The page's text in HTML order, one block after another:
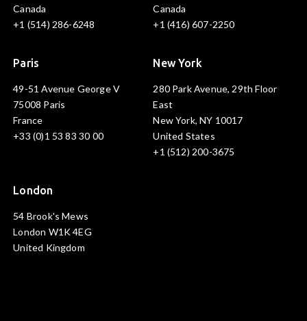
Canada
+1 (514) 286-6248
Canada
+1 (416) 607-2250
Paris
49-51 Avenue George V
75008 Paris
France
+33 (0)1 53 83 30 00
New York
280 Park Avenue, 29th Floor
East
New York, NY 10017
United States
+1 (512) 200-3675
London
54 Brook's Mews
London W1K 4EG
United Kingdom